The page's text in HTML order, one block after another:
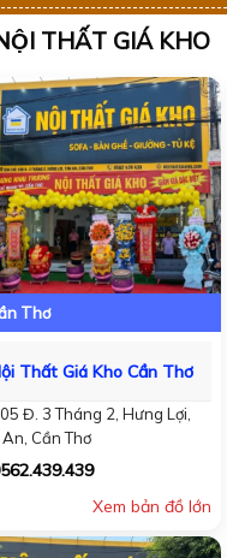
THẤT GIÁ KHO
Thơ
Thất Giá Kho Cần Thơ
Đ. 3 Tháng 2, Hưng Lợi,
Cần Thơ
Xem bản đồ lớn